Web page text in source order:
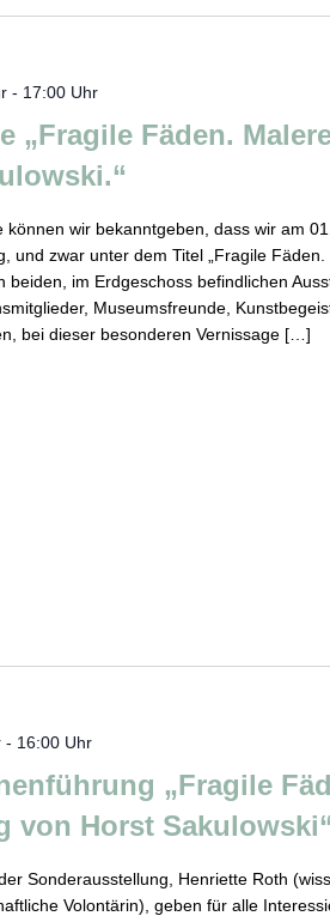
- 17:00 Uhr
„Fragile Fäden.
können wir bekanntgeben, dass wir am
und zwar unter dem Titel „Fragile
beiden, im Erdgeschoss befindlichen
Museumsfreunde,
bei dieser besonderen Vernissage […]
- 16:00 Uhr
„Fragile
von Horst Sakulowski“
Sonderausstellung, Henriette Roth
Volontärin), geben für alle